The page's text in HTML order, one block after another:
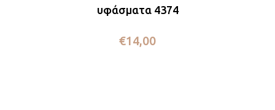
υφάσματα 4374
€14,00